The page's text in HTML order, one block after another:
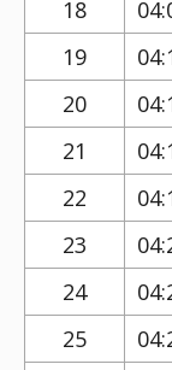
18
19
20
21
22
23
24
25